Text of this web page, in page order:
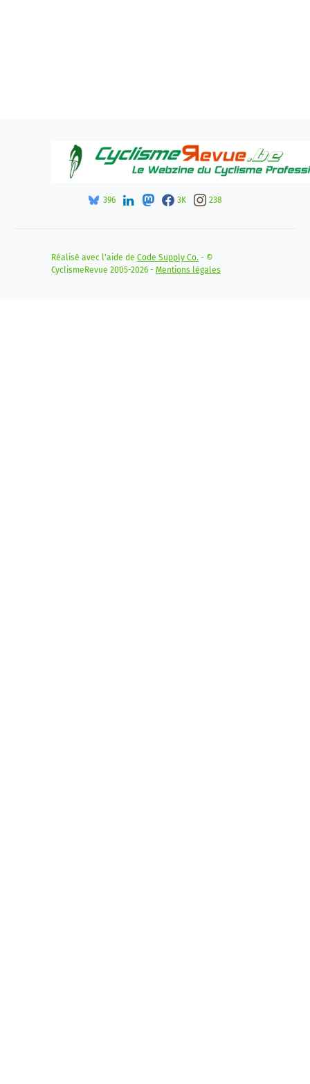
396 3K 238
Réalisé avec l'aide de Code Supply Co. - ©
CyclismeRevue 2005-2026 - Mentions légales